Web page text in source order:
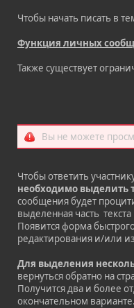
Чтобы начать писать в
Функция личных
Также существует
Вы не можете
Чтобы ответить
необходимо выделить
сообщения будет
выделенная часть
Появится форма
редактирования и/или
Для выделения
вернуться обратно на
Получится два и более
окончательном варианте.